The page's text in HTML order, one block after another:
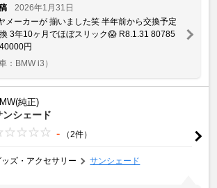
2026年1月31日
メーカーが 揃いました笑 半年前から交換予定
3年10ヶ月でほぼスリック😱 R8.1.31 80785
円
：BMW i3）
純正)
ンシェード
- （2件）
ッズ・アクセサリー サンシェード